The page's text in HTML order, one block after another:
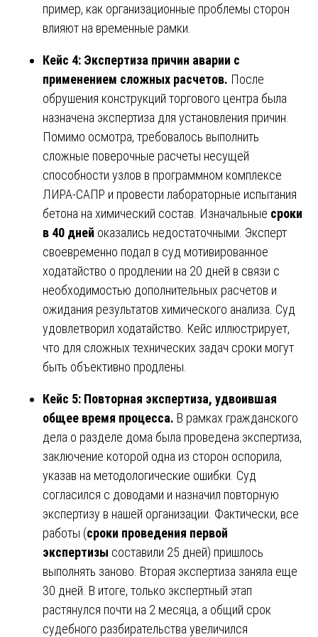
пример, как организационные проблемы сторон
влияют на временные рамки.
Кейс 4: Экспертиза причин аварии с
применением сложных расчетов. После
обрушения конструкций торгового центра была
назначена экспертиза для установления причин.
Помимо осмотра, требовалось выполнить
сложные поверочные расчеты несущей
способности узлов в программном комплексе
ЛИРА-САПР и провести лабораторные испытания
бетона на химический состав. Изначальные сроки
в 40 дней оказались недостаточными. Эксперт
своевременно подал в суд мотивированное
ходатайство о продлении на 20 дней в связи с
необходимостью дополнительных расчетов и
ожидания результатов химического анализа. Суд
удовлетворил ходатайство. Кейс иллюстрирует,
что для сложных технических задач сроки могут
быть объективно продлены.
Кейс 5: Повторная экспертиза, удвоившая
общее время процесса. В рамках гражданского
дела о разделе дома была проведена экспертиза,
заключение которой одна из сторон оспорила,
указав на методологические ошибки. Суд
согласился с доводами и назначил повторную
экспертизу в нашей организации. Фактически, все
работы (сроки проведения первой
экспертизы составили 25 дней) пришлось
выполнять заново. Вторая экспертиза заняла еще
30 дней. В итоге, только экспертный этап
растянулся почти на 2 месяца, а общий срок
судебного разбирательства увеличился